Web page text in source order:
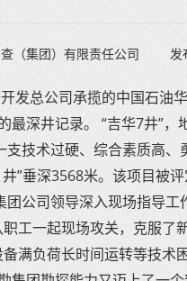
（集团）有限责任公司 发
发总公司承揽的中国石油
深井记录。 “吉华7井”
技术过硬、综合素质高
”垂深3568米。该项目被
公司领导深入现场指导
工一起现场攻关，克服了
满负荷长时间运转等技术